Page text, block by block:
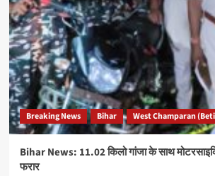
Breaking News Bihar West Champaran
Bihar News: 11.02 किलो गांजा के साथ
फरार